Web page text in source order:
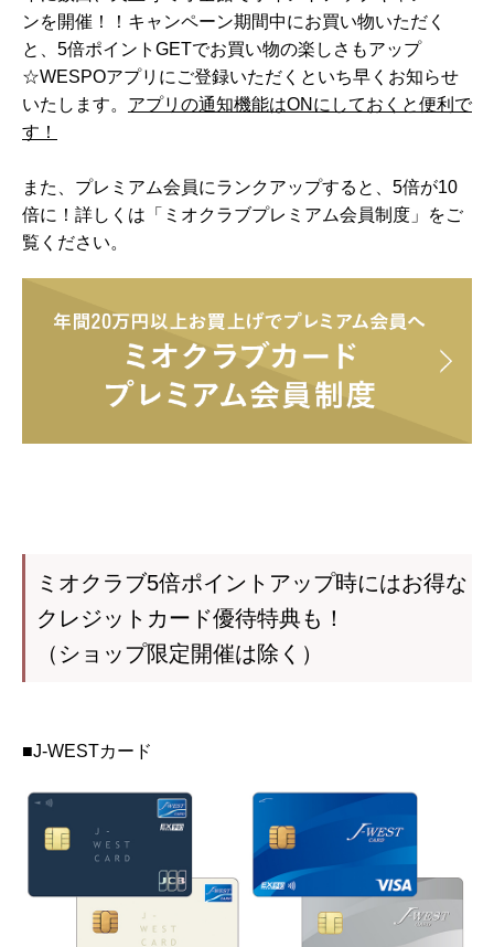
ンを開催！！キャンペーン期間中にお買い物いただく
と、5倍ポイントGETでお買い物の楽しさもアップ
☆WESPOアプリにご登録いただくといち早くお知らせ
いたします。 アプリの通知機能はONにしておくと便利で
す！
また、プレミアム会員にランクアップすると、5倍が10
倍に！詳しくは「ミオクラブプレミアム会員制度」をご
覧ください。
ミオクラブ5倍ポイントアップ時にはお得な
クレジットカード優待特典も！
（ショップ限定開催は除く）
■J-WESTカード